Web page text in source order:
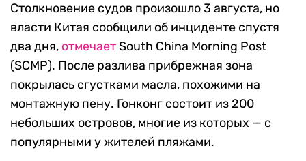
Столкновение судов произошло 3 августа, но
власти Китая сообщили об инциденте спустя
два дня, отмечаетSouth China Morning Post
(SCMP). После разлива прибрежная зона
покрылась сгустками масла, похожими на
монтажную пену. Гонконг состоит из 200
небольших островов, многие из которых — с
популярными у жителей пляжами.